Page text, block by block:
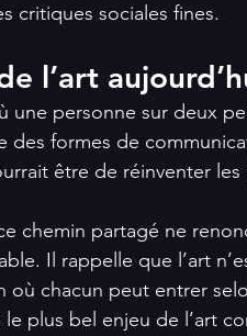
critiques sociales fines.
l’art
une personne sur deux
des formes de
être de réinventer
chemin partagé ne
Il rappelle que l’art
où chacun peut entrer
le plus bel enjeu de l’art